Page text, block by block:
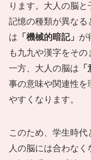
ります。大人の脳
記憶の種類が異なる
は 「機械的暗記」 が
も九九や漢字をその
一方、大人の脳は
事の意味や関連性を
やすくなります。
このため、学生時
人の脳には合わなく